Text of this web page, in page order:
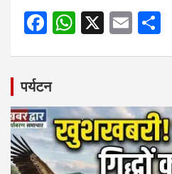
F
b
o
o
k
W
A
p
p
X
E
पर्यटन